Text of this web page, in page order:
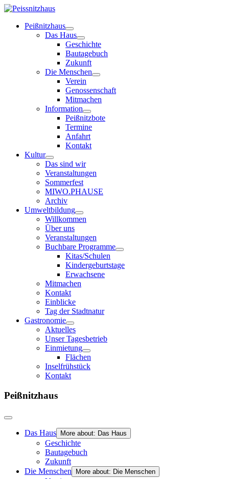
Peißnitzhaus
Das Haus
Geschichte
Bautagebuch
Zukunft
Die Menschen
Verein
Genossenschaft
Mitmachen
Information
Peißnitzbote
Termine
Anfahrt
Kontakt
Kultur
Das sind wir
Veranstaltungen
Sommerfest
MIWO.PHAUSE
Archiv
Umweltbildung
Willkommen
Über uns
Veranstaltungen
Buchbare Programme
Kitas/Schulen
Kindergeburtstage
Erwachsene
Mitmachen
Kontakt
Einblicke
Tag der Stadtnatur
Gastronomie
Aktuelles
Unser Tagesbetrieb
Einmietung
Flächen
Inselfrühstück
Kontakt
Peißnitzhaus
Das Haus More about: Das Haus
Geschichte
Bautagebuch
Zukunft
Die Menschen
More about: Die Menschen